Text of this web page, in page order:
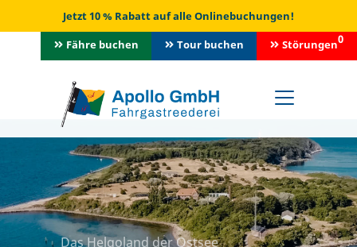
Jetzt 10 % Rabatt auf alle Onlinebuchungen!
Fähre buchen
Tour buchen Störungen0
Das Helgoland der Ostsee